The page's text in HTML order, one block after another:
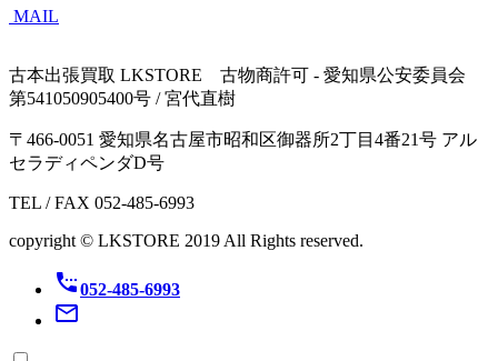
MAIL
古本出張買取 LKSTORE 古物商許可 - 愛知県公安委員会
第541050905400号 / 宮代直樹
〒466-0051 愛知県名古屋市昭和区御器所2丁目4番21号 アル
セラディペンダD号
TEL / FAX 052-485-6993
copyright © LKSTORE 2019 All Rights reserved.
settings_phone052-485-6993
mail_outline